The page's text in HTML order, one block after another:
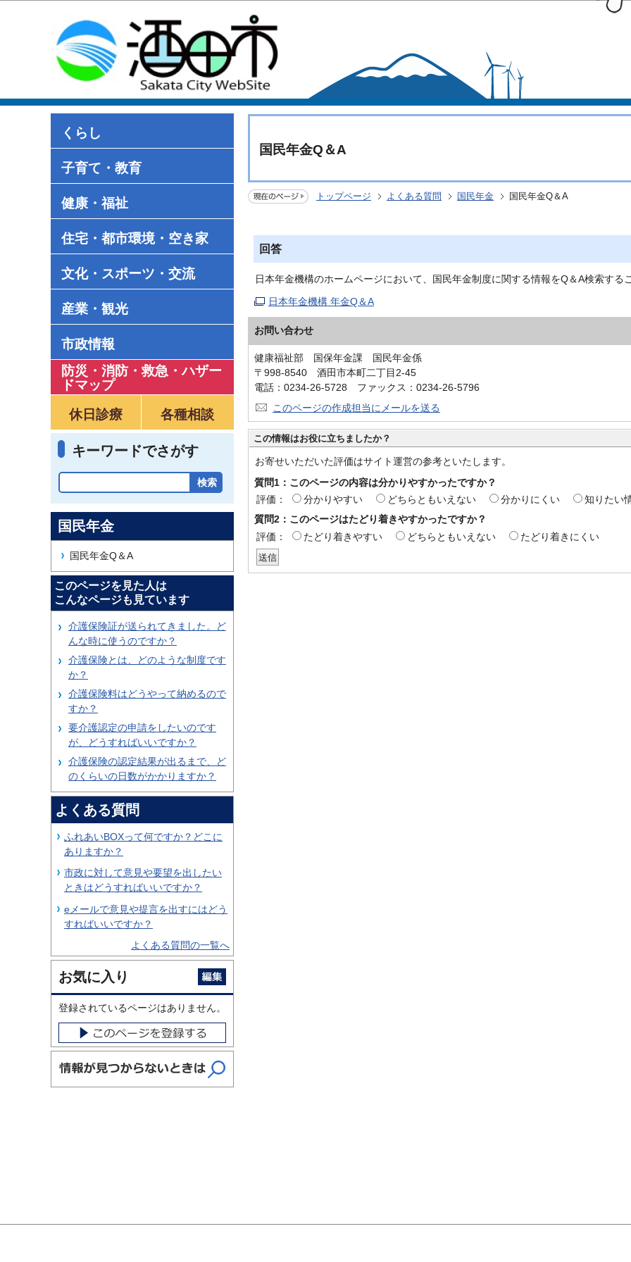
くらし
子育て・教育
健康・福祉
住宅・都市環境・空き家
文化・スポーツ・交流
産業・観光
市政情報
防災・消防・救急 ・ハザー
ドマップ
休日診療
各種相談
キーワードでさがす
国民年金Q＆A
トップページ よくある質問 国民年金 国民年金Q＆A
回答
日本年金機構のホームページにおいて、国民年金制度に関する情報をQ＆A検索する
日本年金機構 年金Q＆A
お問い合わせ
健康福祉部 国保年金課 国民年金係
〒998-8540 酒田市本町二丁目2-45
電話：0234-26-5728 ファックス：0234-26-5796
このページの作成担当にメールを送る
この情報はお役に立ちましたか？
お寄せいただいた評価はサイト運営の参考といたします。
質問1：このページの内容は分かりやすかったですか？
評価：
分かりやすい どちらともいえない 分かりにくい
知りたい
質問2：このページはたどり着きやすかったですか？
評価：
たどり着きやすい どちらともいえない たどり着きにくい
国民年金
国民年金Q＆A
このページを見た人は
こんなページも見ています
介護保険証が送られてきました。ど
んな時に使うのですか？
介護保険とは、どのような制度です
か？
介護保険料はどうやって納めるので
すか？
要介護認定の申請をしたいのです
が、どうすればいいですか？
介護保険の認定結果が出るまで、ど
のくらいの日数がかかりますか？
よくある質問
ふれあいBOXって何ですか？どこに
ありますか？
市政に対して意見や要望を出したい
ときはどうすればいいですか？
eメールで意見や提言を出すにはどう
すればいいですか？
よくある質問の一覧へ
お気に入り
登録されているページはありません。